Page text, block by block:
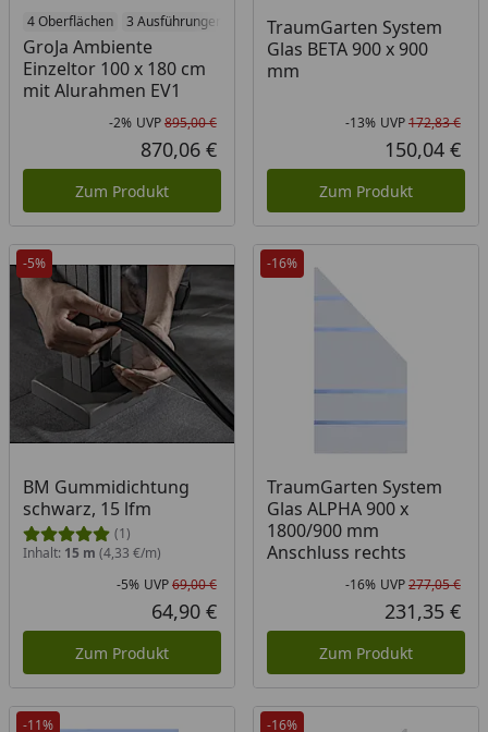
4 Oberflächen 3 Ausführungen
GroJa Ambiente
Einzeltor 100 x 180 cm
mit Alurahmen EV1
Rabatt in Prozent
-2%
Ursprünglicher Preis
UVP895,00 €
Aktueller Preis
870,06 €
Zum Produkt
TraumGarten System
Glas BETA 900 x 900
mm
-13% UVP172,83 €
150,04 €
Zum Produkt
-5%
BM Gummidichtung
schwarz, 15 lfm
(1)
Inhalt: 15 m (4,33 €/m)
Rabatt in Prozent
-5%
Ursprünglicher Preis
UVP69,00 €
Aktueller Preis
64,90 €
Zum Produkt
-16%
TraumGarten System
Glas ALPHA 900 x
1800/900 mm
Anschluss rechts
-16% UVP277,05 €
231,35 €
Zum Produkt
-11% -16%